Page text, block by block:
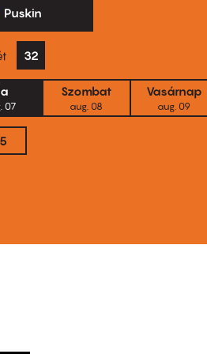
Puskin
32
07
Szombat
aug. 08
Vasárnap
aug. 09